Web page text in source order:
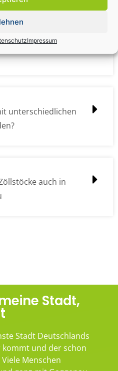
Impressum
angelegt /
unterschiedlichen
auch in
Stadt,
Stadt Deutschlands
und der schon
Menschen